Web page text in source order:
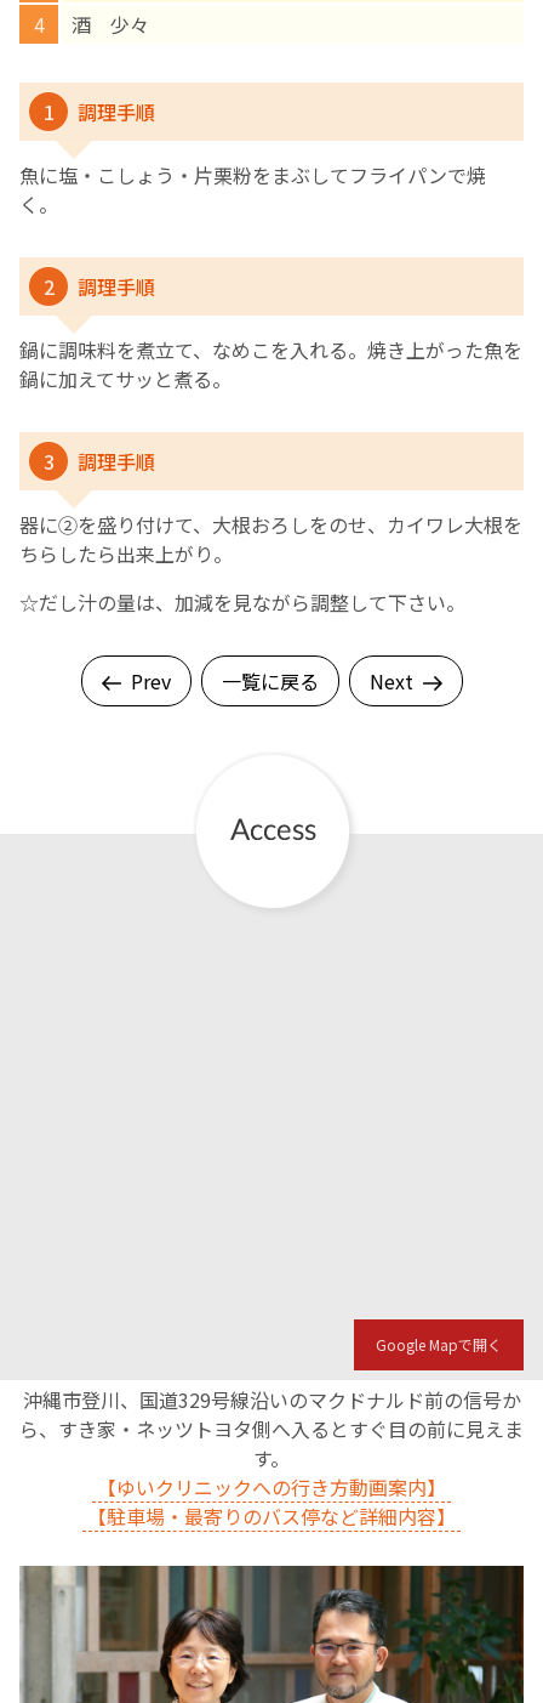
酒 少々
1 調理手順
魚に塩・こしょう・片栗粉をまぶしてフライパンで焼
く。
2 調理手順
鍋に調味料を煮立て、なめこを入れる。焼き上がった魚を
鍋に加えてサッと煮る。
3 調理手順
器に➁を盛り付けて、大根おろしをのせ、カイワレ大根を
ちらしたら出来上がり。
☆だし汁の量は、加減を見ながら調整して下さい。
Prev 一覧に戻る Next
Google Mapで開く
沖縄市登川、国道329号線沿いのマクドナルド前の信号か
ら、すき家・ネッツトヨタ側へ入るとすぐ目の前に見えま
す。
【ゆいクリニックへの行き方動画案内】
【駐車場・最寄りのバス停など詳細内容】